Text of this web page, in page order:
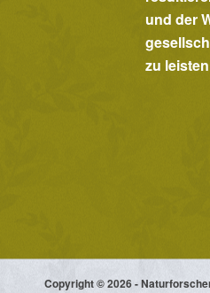
und der
zu leisten
Copyright © 2026 -